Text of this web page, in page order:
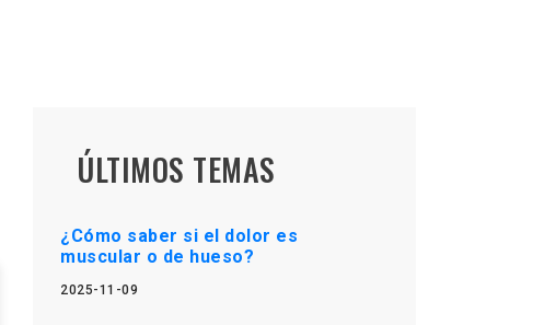
ÚLTIMOS TEMAS
¿Cómo saber si el dolor es
muscular o de hueso?
2025-11-09